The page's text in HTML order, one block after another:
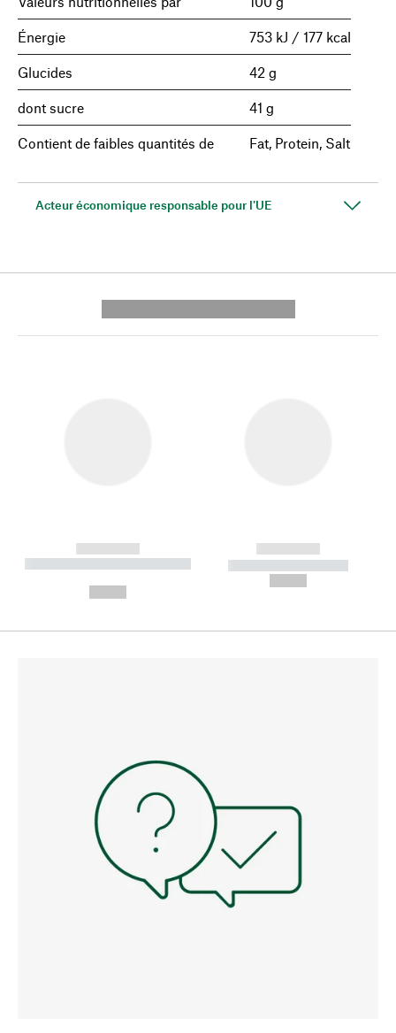
Énergie 753 kJ / 177 kcal
Glucides 42 g
dont sucre 41 g
Contient de faibles quantités de Fat, Protein, Salt
Acteur économique responsable pour l'UE
------------
----------- ----------- --------
------------
----------- -----------